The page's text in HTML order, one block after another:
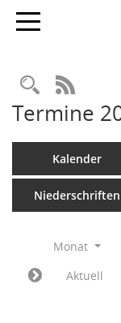
Toggle navigation
RSS-
Termine
Kalender
Niederschriften
Monat
Aktuell